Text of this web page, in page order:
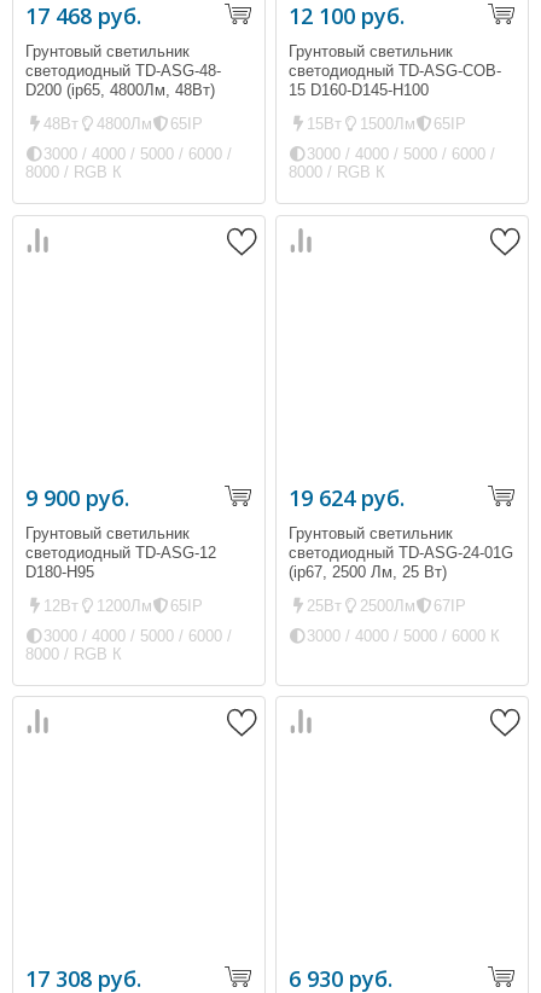
17 468 руб.
Грунтовый светильник
светодиодный TD-ASG-48-
D200 (ip65, 4800Лм, 48Вт)
48Вт
4800Лм
65IP
3000 / 4000 / 5000 / 6000 /
8000 / RGB К
12 100 руб.
Грунтовый светильник
светодиодный TD-ASG-COB-
15 D160-D145-H100
15Вт
1500Лм
65IP
3000 / 4000 / 5000 / 6000 /
8000 / RGB К
9 900 руб.
Грунтовый светильник
светодиодный TD-ASG-12
D180-H95
12Вт
1200Лм
65IP
3000 / 4000 / 5000 / 6000 /
8000 / RGB К
19 624 руб.
Грунтовый светильник
светодиодный TD-ASG-24-01G
(ip67, 2500 Лм, 25 Вт)
25Вт
2500Лм
67IP
3000 / 4000 / 5000 / 6000 К
17 308 руб. 6 930 руб.